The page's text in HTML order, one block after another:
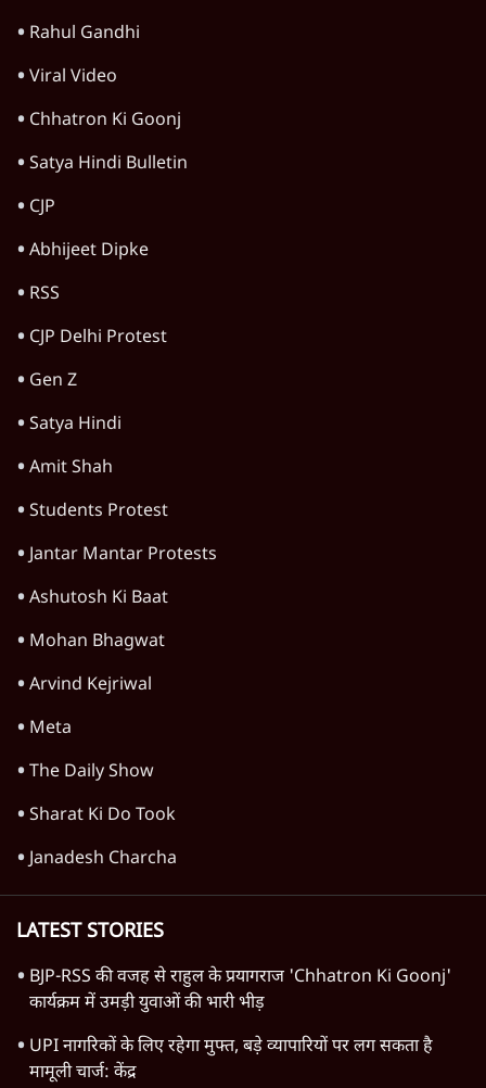
Rahul Gandhi
Viral Video
Chhatron Ki Goonj
Satya Hindi Bulletin
CJP
Abhijeet Dipke
RSS
CJP Delhi Protest
Gen Z
Satya Hindi
Amit Shah
Students Protest
Jantar Mantar Protests
Ashutosh Ki Baat
Mohan Bhagwat
Arvind Kejriwal
Meta
The Daily Show
Sharat Ki Do Took
Janadesh Charcha
LATEST STORIES
BJP-RSS की वजह से राहुल के प्रयागराज 'Chhatron Ki Goonj'
कार्यक्रम में उमड़ी युवाओं की भारी भीड़
UPI नागरिकों के लिए रहेगा मुफ्त, बड़े व्यापारियों पर लग सकता है
मामूली चार्ज: केंद्र